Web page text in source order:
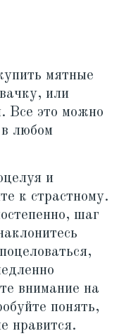
мятные
или
Все это можно
любом
и
к страстному.
шаг
внимание на
понять,
нравится.